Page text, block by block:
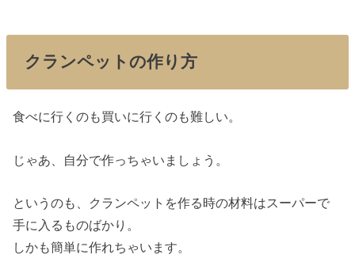
クランペットの作り方
食べに行くのも買いに行くのも難しい。
じゃあ、自分で作っちゃいましょう。
というのも、クランペットを作る時の材料はスーパーで
手に入るものばかり。
しかも簡単に作れちゃいます。